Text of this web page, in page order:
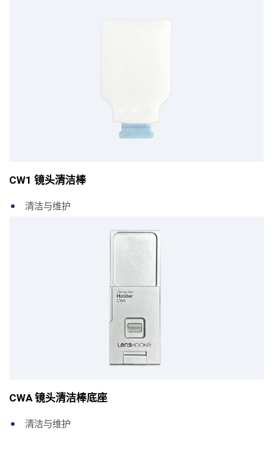
CW1 镜头清洁棒
清洁与维护
CWA 镜头清洁棒底座
清洁与维护